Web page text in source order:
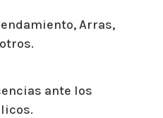
Arras,
ante los